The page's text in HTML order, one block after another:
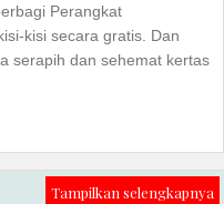
Perangkat
kisi secara gratis. Dan
serapih dan sehemat kertas
Tampilkan selengkapnya